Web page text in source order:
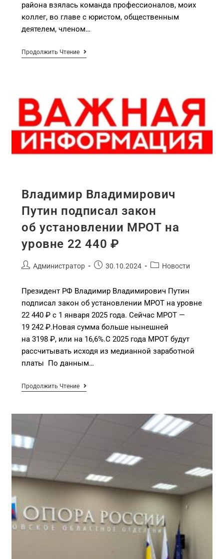
района взялась команда профессионалов, моих
коллег, во главе с юристом, общественным
деятелем, членом…
Продолжить Чтение
Владимир Владимирович
Путин подписал закон
об установлении МРОТ на
уровне 22 440 ₽
Администратор 30.10.2024 Новости
Президент РФ Владимир Владимирович Путин
подписал закон об установлении МРОТ на уровне
22 440 ₽ с 1 января 2025 года. Сейчас МРОТ —
19 242 ₽.Новая сумма больше нынешней
на 3198 ₽, или на 16,6%.С 2025 года МРОТ будут
рассчитывать исходя из медианной заработной
платы По данным…
Продолжить Чтение